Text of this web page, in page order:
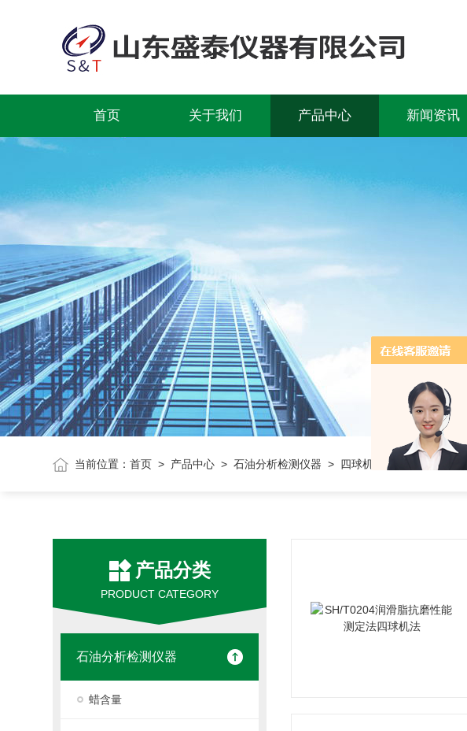
首页 关于我们 产品中心 新闻资讯
当前位置：首页 > 产品中心 >石油分析检测仪器 > 四球机
产品分类
PRODUCT CATEGORY
石油分析检测仪器
蜡含量